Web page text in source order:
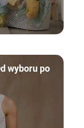
wyboru po